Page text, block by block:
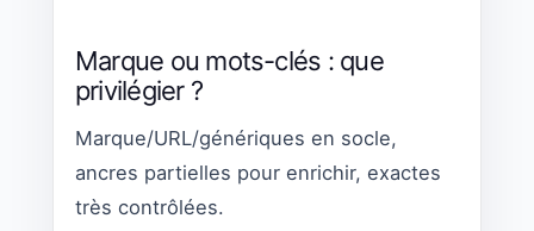
Marque ou mots-clés : que
privilégier ?
Marque/URL/génériques en socle,
ancres partielles pour enrichir, exactes
très contrôlées.